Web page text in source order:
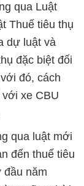
qua Luật
Thuế tiêu thụ
dự luật và
đặc biệt đối
đó, cách
xe CBU
qua luật mới
đến thuế tiêu
đầu năm